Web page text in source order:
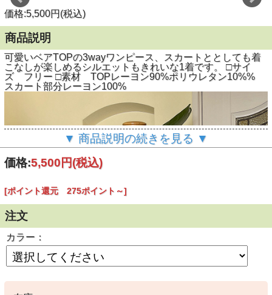
価格:5,500円(税込)
商品説明
可愛いベアTOPの3wayワンピース、スカートととしても着
こなしが楽しめるシルエットもきれいな1着です。 □サイ
ズ フリー □素材 TOPレーヨン90%ポリウレタン10%%
スカート部分レーヨン100%
▼ 商品説明の続きを見る ▼
価格:5,500円(税込)
[ポイント還元 275ポイント～]
注文
カラー：